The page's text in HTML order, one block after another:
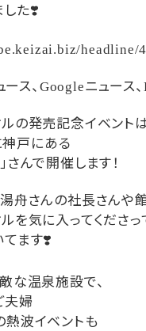
た❣️
headline/
ース、 Googleニュース、
の発売記念イベントは
神戸にある
さんで開催します！
舟さんの社長さんや
を気に入ってくださっ
ます❣️
な温泉施設で、
夫婦
波イベントも